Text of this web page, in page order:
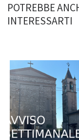
POTREBBE
INTERESSARTI